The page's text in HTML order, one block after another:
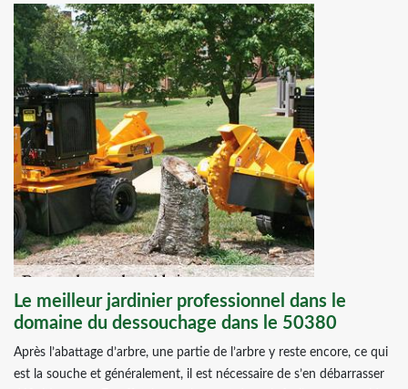
Le meilleur jardinier professionnel dans le
domaine du dessouchage dans le 50380
Après l’abattage d’arbre, une partie de l’arbre y reste encore, ce qui
est la souche et généralement, il est nécessaire de s’en débarrasser